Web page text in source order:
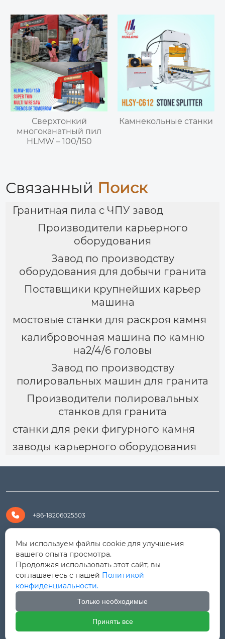
Сверхтонкий
многоканатный пил
HLMW – 100/150
Камнекольные станки
Связанный Поиск
Гранитная пила с ЧПУ завод
Производители карьерного
оборудования
Завод по производству
оборудования для добычи гранита
Поставщики крупнейших карьер
машина
мостовые станки для раскроя камня
калибровочная машина по камню
на2/4/6 головы
Завод по производству
полировальных машин для гранита
Производители полировальных
станков для гранита
станки для реки фигурного камня
заводы карьерного оборудования
 +86-18206025503
 +8618206025503
 yanali@hualongm.com

351144, Китай, пров.Фуцзянь, г. Путянь, район Личэн,
промышленная зона Хуанши

Мы используем файлы cookie для улучшения
вашего опыта просмотра.
Продолжая использовать этот сайт, вы
соглашаетесь с нашей Политикой
конфиденциальности.
Только необходимые
Принять все